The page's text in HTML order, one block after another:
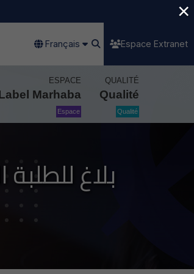
Français Espace Extranet
ESPACE
Marhaba
Espace
QUALITÉ
Qualité
Qualité
بلاغ
×